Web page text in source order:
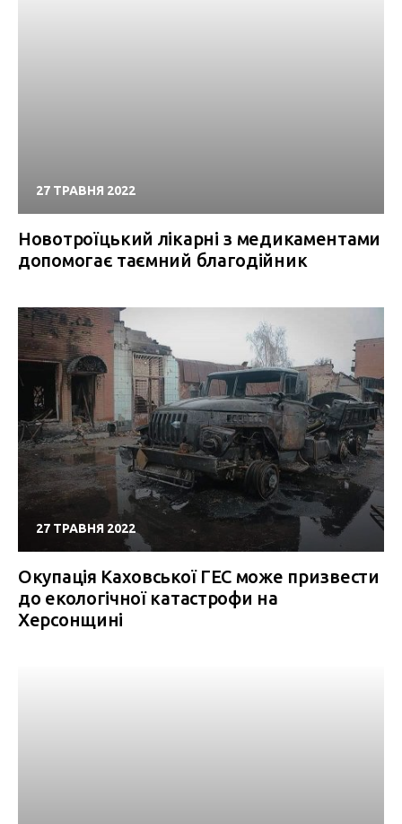
27 ТРАВНЯ 2022
Новотроїцький лікарні з медикаментами
допомогає таємний благодійник
27 ТРАВНЯ 2022
Окупація Каховської ГЕС може призвести
до екологічної катастрофи на
Херсонщині